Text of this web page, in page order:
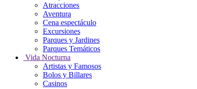
Atracciones
Aventura
Cena espectáculo
Excursiones
Parques y Jardines
Parques Temáticos
Vida Nocturna
Artistas y Famosos
Bolos y Billares
Casinos